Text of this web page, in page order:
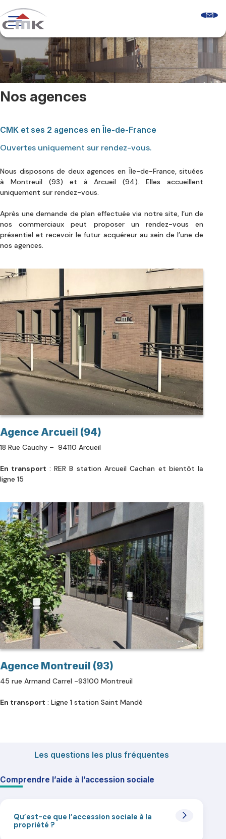
to
content
Programmes neufs
Logements récents
Le guide sur l’accession sociale
Comprendre les aides à l’accession
Glossaire & FAQ
Qui sommes-nous ?
Découvrir CMK
Nos agences
Nous contacter
Nos agences
CMK et ses 2 agences en Île-de-France
Ouvertes uniquement sur rendez-vous.
Nous disposons de deux agences en Île-de-France, situées
à Montreuil (93) et à Arcueil (94). Elles accueillent
uniquement sur rendez-vous.
Après une demande de plan effectuée via notre site, l’un de
nos commerciaux peut proposer un rendez-vous en
présentiel et recevoir le futur acquéreur au sein de l’une de
nos agences.
Agence Arcueil (94)
18 Rue Cauchy – 94110 Arcueil
En transport : RER B station Arcueil Cachan et bientôt la
ligne 15
Agence Montreuil (93)
45 rue Armand Carrel -93100 Montreuil
En transport : Ligne 1 station Saint Mandé
Les questions les plus fréquentes
Comprendre l’aide à l’accession sociale
Qu’est-ce que l’accession sociale à la
propriété ?